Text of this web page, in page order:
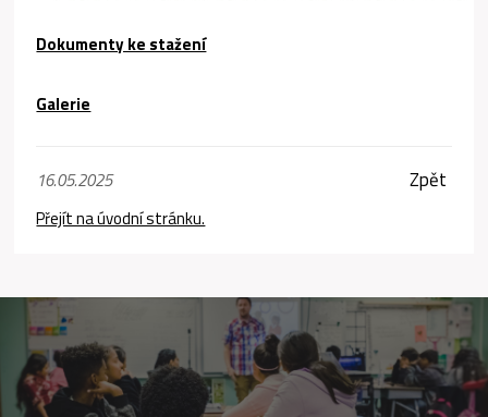
Dokumenty ke stažení
Galerie
16.05.2025 Zpět
Přejít na úvodní stránku.